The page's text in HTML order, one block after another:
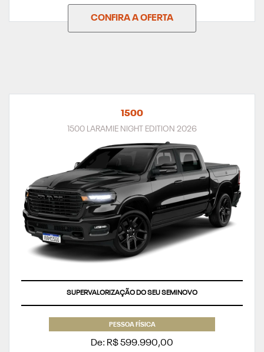
CONFIRA A OFERTA
1500
1500 LARAMIE NIGHT EDITION 2026
SUPERVALORIZAÇÃO DO SEU SEMINOVO
PESSOA FÍSICA
De: R$ 599.990,00